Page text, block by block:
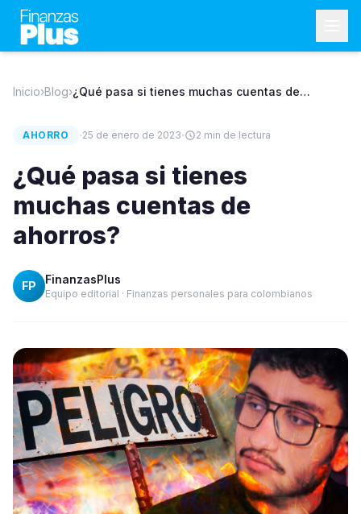
Inicio›Blog›¿Qué pasa si tienes muchas cuentas de
AHORRO ·25 de enero de 2023· 2 min de lectura
¿Qué pasa si tienes
muchas cuentas de
ahorros?
FP FinanzasPlus
Equipo editorial · Finanzas personales para colombianos